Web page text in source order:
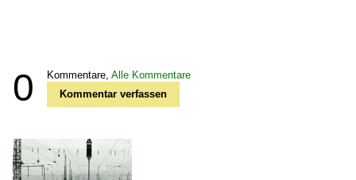
0 Kommentare, Alle Kommentare
Kommentar verfassen